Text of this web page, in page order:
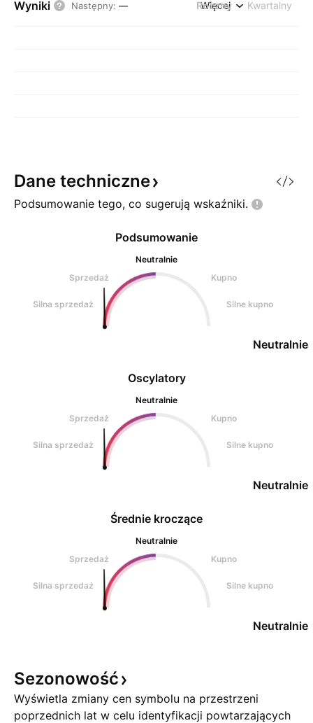
Wyniki Następny: — Roczny Kwartalny
Więcej
Dane techniczne
Podsumowanie tego, co sugerują wskaźniki.
Oscylatory
Neutralnie
Sprzedaż
Kupno
Silna sprzedaż Silne kupno
Neutralnie
Podsumowanie
Neutralnie
Sprzedaż
Kupno
Silna sprzedaż Silne kupno
Neutralnie
Średnie kroczące
Neutralnie
Sprzedaż
Kupno
Silna sprzedaż Silne kupno
Neutralnie
Sezonowość
Wyświetla zmiany cen symbolu na przestrzeni
poprzednich lat w celu identyfikacji powtarzających